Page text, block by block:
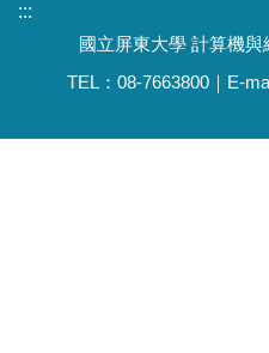
:::
國立屏東大學 計算機
TEL：08-7663800｜E-